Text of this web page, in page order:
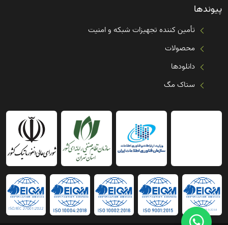
پیوندها
تأمین کننده تجهیزات شبکه و امنیت
محصولات
دانلودها
ستاک مگ